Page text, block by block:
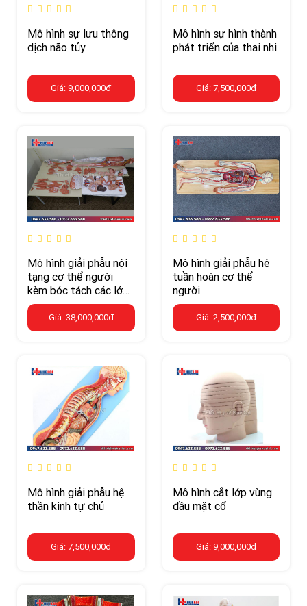
Mô hình sự lưu thông
dịch não tủy
Giá: 9,000,000đ
Mô hình sự hình thành
phát triển của thai nhi
Giá: 7,500,000đ
Mô hình giải phẫu nội
tạng cơ thể người
kèm bóc tách các lớp
cơ 170cm
Giá: 38,000,000đ
Mô hình giải phẫu hệ
tuần hoàn cơ thể
người
Giá: 2,500,000đ
Mô hình giải phẫu hệ
thần kinh tự chủ
Giá: 7,500,000đ
Mô hình cắt lớp vùng
đầu mặt cổ
Giá: 9,000,000đ